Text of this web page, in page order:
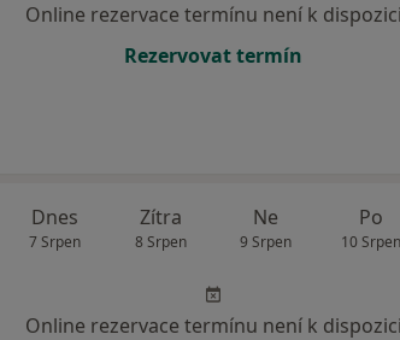
Online rezervace termínu není k dispozici
Rezervovat termín
Dnes
7 Srpen
Zítra
8 Srpen
Ne
9 Srpen
Po
10 Srpen
Online rezervace termínu není k dispozici